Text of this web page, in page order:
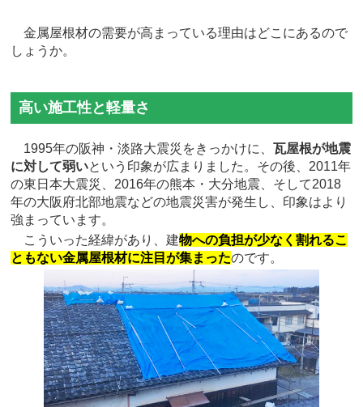
金属屋根材の需要が高まっている理由はどこにあるので
しょうか。
高い施工性と軽量さ
1995年の阪神・淡路大震災をきっかけに、瓦屋根が地震
に対して弱いという印象が広まりました。その後、2011年
の東日本大震災、2016年の熊本・大分地震、そして2018
年の大阪府北部地震などの地震災害が発生し、印象はより
強まっています。
こういった経緯があり、建物への負担が少なく割れるこ
ともない金属屋根材に注目が集まったのです。